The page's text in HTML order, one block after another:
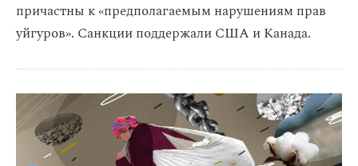
причастны к «предполагаемым нарушениям прав
уйгуров». Санкции поддержали США и Канада.